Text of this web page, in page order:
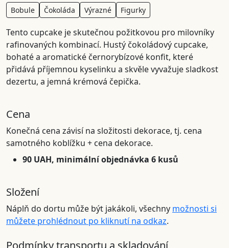
Bobule Čokoláda Výrazné Figurky
Tento cupcake je skutečnou požitkovou pro milovníky
rafinovaných kombinací. Hustý čokoládový cupcake,
bohaté a aromatické černorybízové konfit, které
přidává příjemnou kyselinku a skvěle vyvažuje sladkost
dezertu, a jemná krémová čepička.
Cena
Konečná cena závisí na složitosti dekorace, tj. cena
samotného koblížku + cena dekorace.
90 UAH, minimální objednávka 6 kusů
Složení
Náplň do dortu může být jakákoli, všechny možnosti si
můžete prohlédnout po kliknutí na odkaz.
Podmínky transportu a skladování